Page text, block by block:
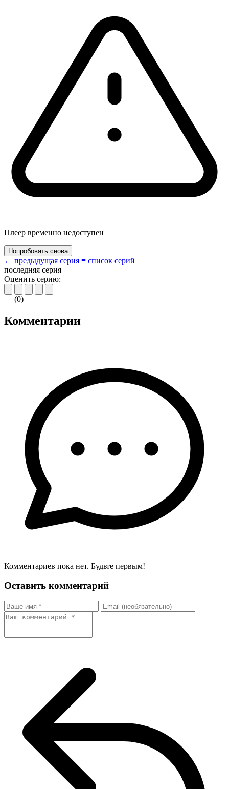
Плеер временно недоступен
Попробовать снова
← предыдущая серия ≡ список серий
последняя серия
Оценить серию:
— (0)
Комментарии
Комментариев пока нет. Будьте первым!
Оставить комментарий